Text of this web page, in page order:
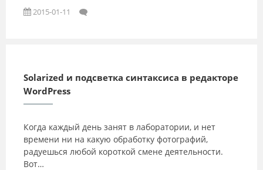
2015-01-11
Solarized и подсветка синтаксиса в редакторе
WordPress
Когда каждый день занят в лаборатории, и нет
времени ни на какую обработку фотографий,
радуешься любой короткой смене деятельности.
Вот…